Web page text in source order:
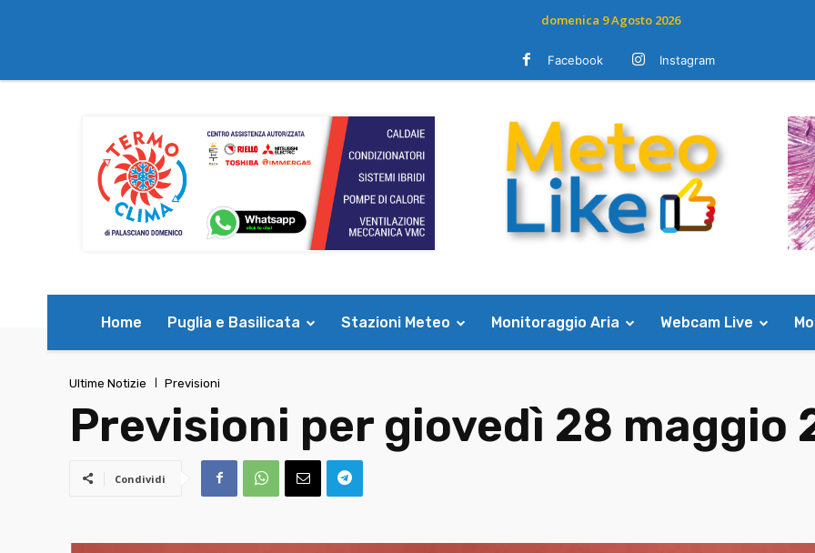
domenica 9 Agosto 2026
Facebook Instagram
Home Puglia e Basilicata Stazioni Meteo Monitoraggio Aria Webcam Live
Ultime Notizie Previsioni
Previsioni per giovedì 28 maggio
Condividi